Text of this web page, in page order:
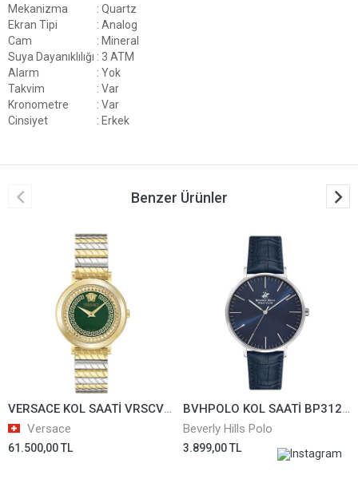
Mekanizma
: Quartz
Ekran Tipi
: Analog
Cam
: Mineral
Suya Dayanıklılığı : 3 ATM
Alarm
: Yok
Takvim
: Var
Kronometre
: Var
Cinsiyet
: Erkek
Benzer Ürünler
VERSACE KOL SAATİ VRSCVE0O00225
Versace
61.500,00 TL
BVHPOLO KOL SAATİ BP3129X.399
Beverly Hills Polo
3.899,00 TL